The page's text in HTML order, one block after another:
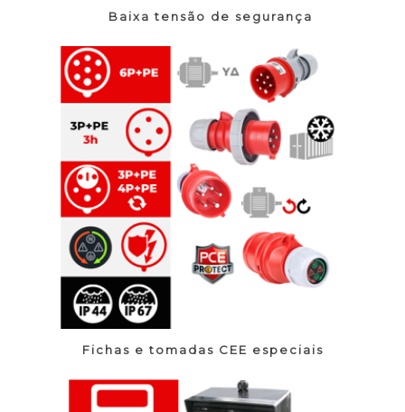
Baixa tensão de segurança
Fichas e tomadas CEE especiais